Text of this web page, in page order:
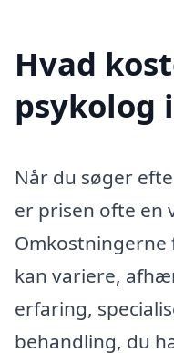
Hvad
psykolog
Når du søger
er prisen ofte en
kan variere,
erfaring,
behandling, du